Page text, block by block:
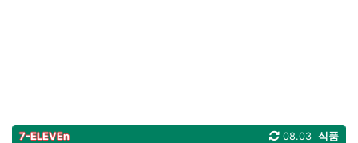
7-ELEVEn 식품
08.03